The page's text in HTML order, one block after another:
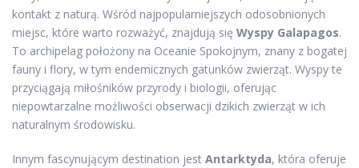
kontakt z naturą. Wśród najpopularniejszych odosobnionych
miejsc, które warto rozważyć, znajdują się Wyspy Galapagos.
To archipelag położony na Oceanie Spokojnym, znany z bogatej
fauny i flory, w tym endemicznych gatunków zwierząt. Wyspy te
przyciągają miłośników przyrody i biologii, oferując
niepowtarzalne możliwości obserwacji dzikich zwierząt w ich
naturalnym środowisku.
Innym fascynującym destination jest Antarktyda, która oferuje